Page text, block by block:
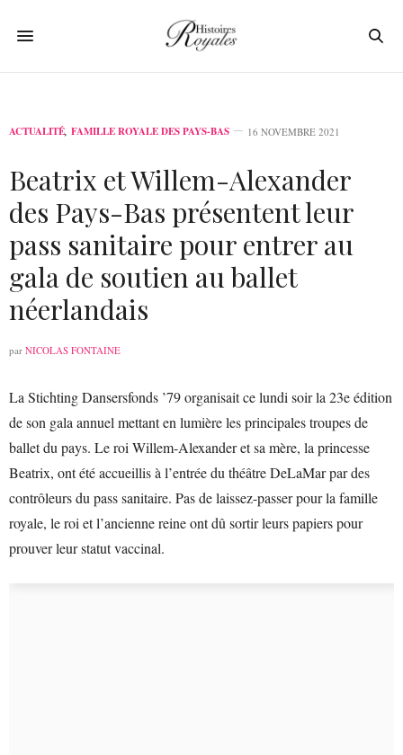
ACTUALITÉ, FAMILLE ROYALE DES PAYS-BAS 16 NOVEMBRE 2021
Beatrix et Willem-Alexander
des Pays-Bas présentent leur
pass sanitaire pour entrer au
gala de soutien au ballet
néerlandais
par NICOLAS FONTAINE
La Stichting Dansersfonds ’79 organisait ce lundi soir la 23e édition
de son gala annuel mettant en lumière les principales troupes de
ballet du pays. Le roi Willem-Alexander et sa mère, la princesse
Beatrix, ont été accueillis à l’entrée du théâtre DeLaMar par des
contrôleurs du pass sanitaire. Pas de laissez-passer pour la famille
royale, le roi et l’ancienne reine ont dû sortir leurs papiers pour
prouver leur statut vaccinal.